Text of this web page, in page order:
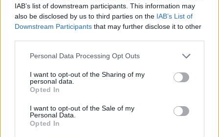
IAB’s list of downstream participants. This information may
also be disclosed by us to third parties on the IAB’s List of
Downstream Participants that may further disclose it to other
Personal Data Processing Opt Outs
I want to opt-out of the Sharing of my
personal data.
Opted In
I want to opt-out of the Sale of my
Personal Data.
Opted In
Status des Themas: Es sind keine weiteren Antworten möglich.
FarmersWeisheit
Board Administrator
aktuell haben einige das Problem beim Event, das der
Den Entwicklern ist das Problem bekannt und sie
arbeiten an einer Lösung.